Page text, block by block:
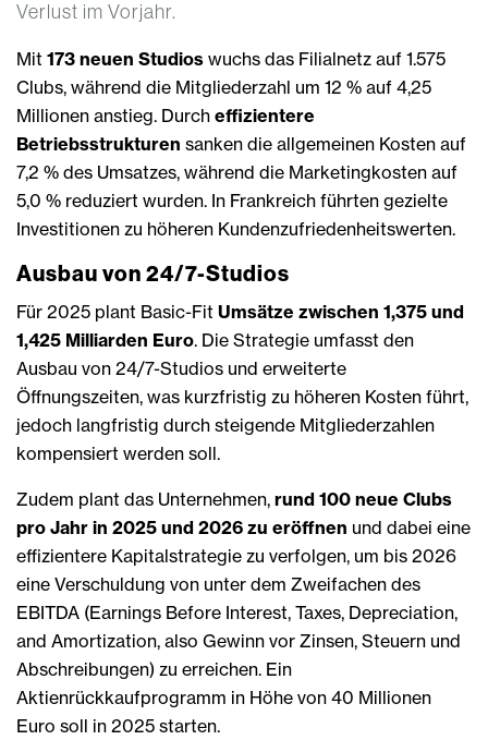
Verlust im Vorjahr.
Mit 173 neuen Studios wuchs das Filialnetz auf 1.575
Clubs, während die Mitgliederzahl um 12 % auf 4,25
Millionen anstieg. Durch effizientere
Betriebsstrukturen sanken die allgemeinen Kosten auf
7,2 % des Umsatzes, während die Marketingkosten auf
5,0 % reduziert wurden. In Frankreich führten gezielte
Investitionen zu höheren Kundenzufriedenheitswerten.
Ausbau von 24/7-Studios
Für 2025 plant Basic-Fit Umsätze zwischen 1,375 und
1,425 Milliarden Euro. Die Strategie umfasst den
Ausbau von 24/7-Studios und erweiterte
Öffnungszeiten, was kurzfristig zu höheren Kosten führt,
jedoch langfristig durch steigende Mitgliederzahlen
kompensiert werden soll.
Zudem plant das Unternehmen, rund 100 neue Clubs
pro Jahr in 2025 und 2026 zu eröffnen und dabei eine
effizientere Kapitalstrategie zu verfolgen, um bis 2026
eine Verschuldung von unter dem Zweifachen des
EBITDA (Earnings Before Interest, Taxes, Depreciation,
and Amortization, also Gewinn vor Zinsen, Steuern und
Abschreibungen) zu erreichen. Ein
Aktienrückkaufprogramm in Höhe von 40 Millionen
Euro soll in 2025 starten.